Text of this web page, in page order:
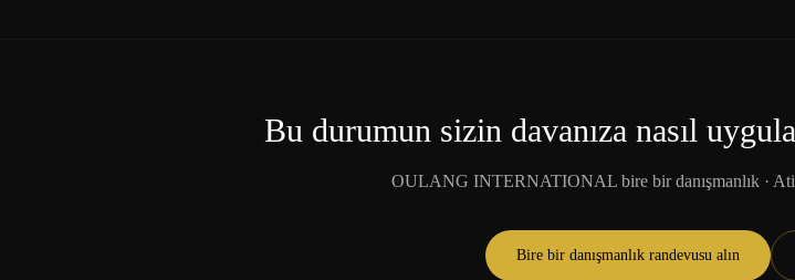
Bu durumun sizin davanıza nasıl
OULANG INTERNATIONAL bire bir danışmanlık ·
Bire bir danışmanlık randevusu alın